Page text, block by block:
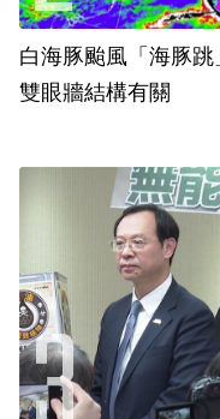
白海豚颱風「海豚
雙眼牆結構有關